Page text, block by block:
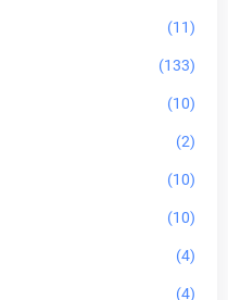
(11)
(133)
(10)
(2)
(10)
(10)
(4)
(4)